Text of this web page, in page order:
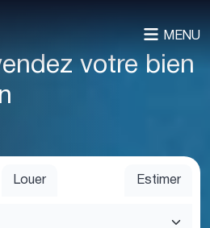
MENU
votre bien
Louer Estimer